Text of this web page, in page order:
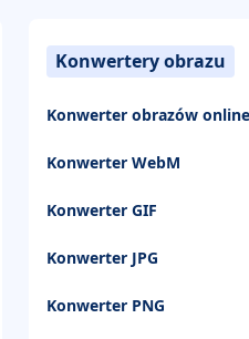
Konwertery obrazu
Konwerter obrazów online
Konwerter WebM
Konwerter GIF
Konwerter JPG
Konwerter PNG